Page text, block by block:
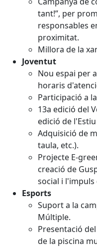
tant!”, per
responsables
proximitat.
Millora de la
Joventut
Nou espai per
horaris
Participació a
13a edició del
edició de
Adquisició de
taula, etc.).
Projecte E-
creació de
social i
Esports
Suport a la
Múltiple.
Presentació
de la piscina